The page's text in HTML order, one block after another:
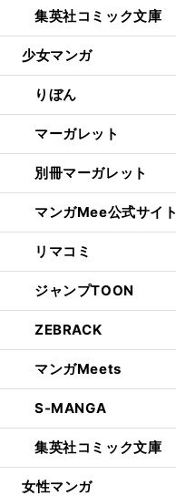
集英社コミック文庫
少女マンガ
りぼん
マーガレット
別冊マーガレット
マンガMee公式サイト
リマコミ
ジャンプTOON
ZEBRACK
マンガMeets
S-MANGA
集英社コミック文庫
女性マンガ